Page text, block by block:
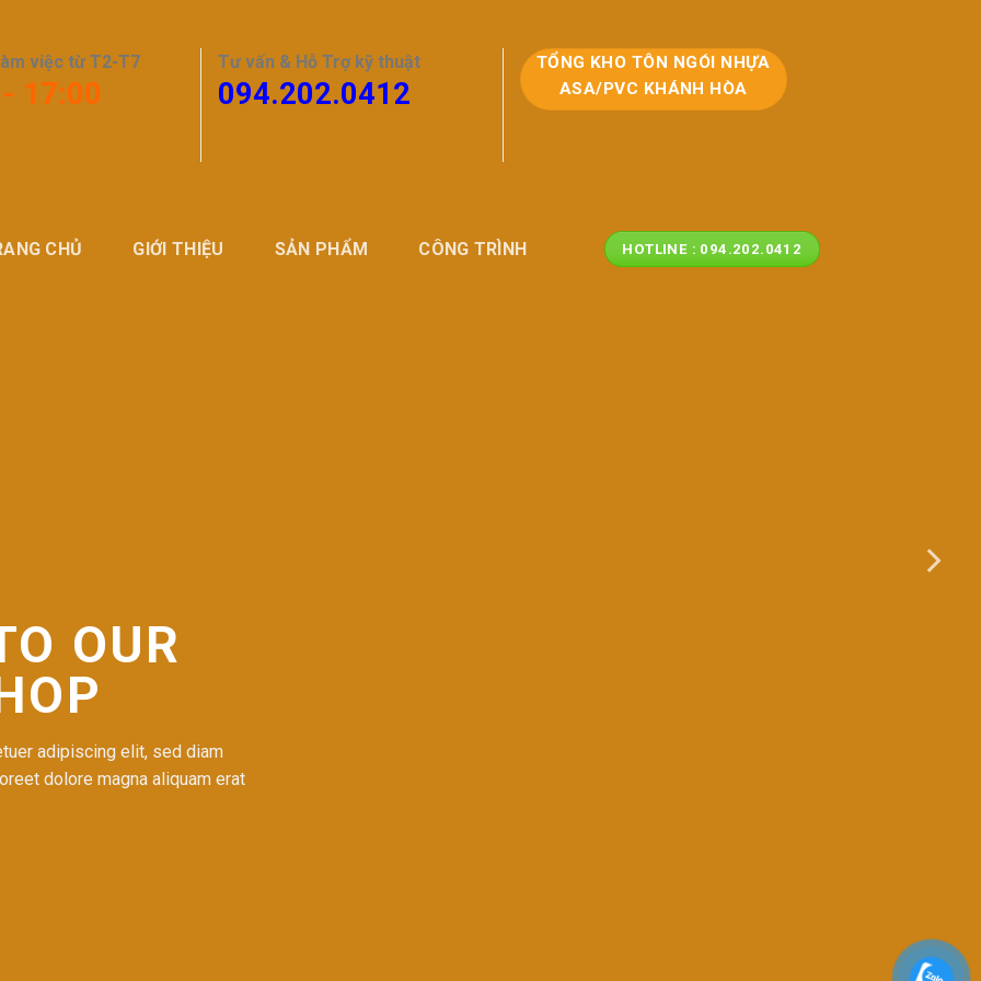
việc từ T2-T7
17:00
Tư vấn & Hỗ Trợ kỹ thuật
094.202.0412
TỔNG KHO TÔN NGÓI NHỰA
ASA/PVC KHÁNH HÒA
CHỦ GIỚI THIỆU SẢN PHẨM CÔNG TRÌNH HOTLINE : 094.202.0412
OUR
adipiscing elit, sed diam
dolore magna aliquam erat